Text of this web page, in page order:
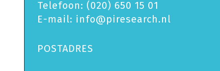
Telefoon: (020) 650 15 01
E-mail: info@piresearch.nl
POSTADRES